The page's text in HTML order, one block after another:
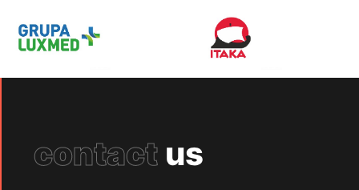
contact us